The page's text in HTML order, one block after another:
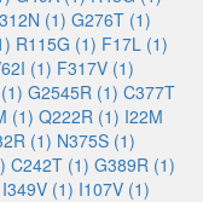
(1) G276T (1)
R115G (1) F17L (1)
(1) F317V (1)
G2545R (1) C377T
(1) Q222R (1) I22M
(1) N375S (1)
C242T (1) G389R (1)
I349V (1) I107V (1)